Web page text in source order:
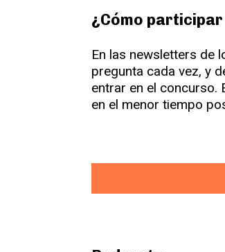
¿Cómo
En las newsletters de
pregunta cada vez, y
entrar en el concurso.
en el menor tiempo